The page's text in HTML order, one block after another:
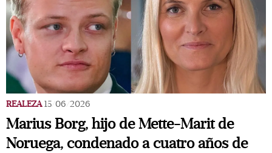
REALEZA 15/06/2026
Marius Borg, hijo de Mette-Marit de
Noruega, condenado a cuatro años de